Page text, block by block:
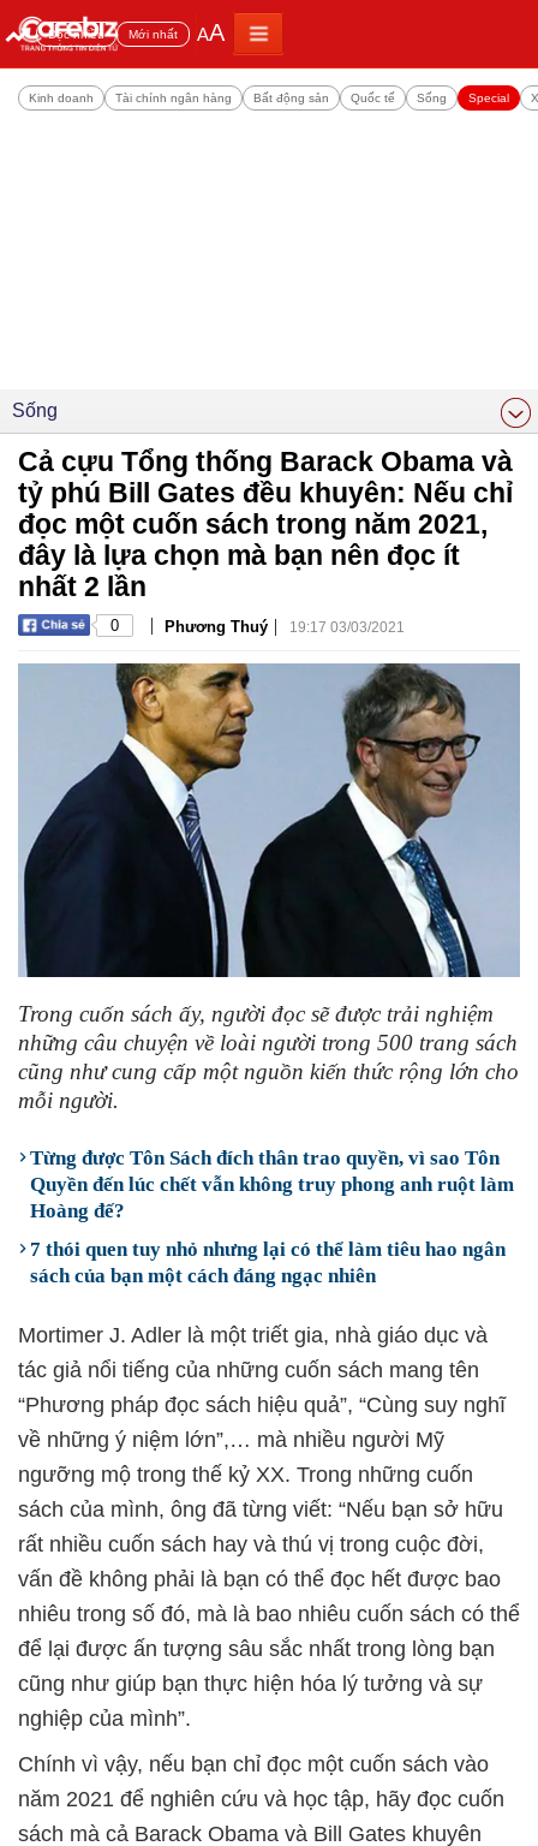
Đọc nhiều Mới nhất AA
Kinh doanh Tài chính ngân hàng Bất động sản Quốc tế Sống Special
Sống
Cả cựu Tổng thống Barack Obama và
tỷ phú Bill Gates đều khuyên: Nếu chỉ
đọc một cuốn sách trong năm 2021,
đây là lựa chọn mà bạn nên đọc ít
nhất 2 lần
0 | Phương Thuý | 19:17 03/03/2021
Trong cuốn sách ấy, người đọc sẽ được trải nghiệm
những câu chuyện về loài người trong 500 trang sách
cũng như cung cấp một nguồn kiến thức rộng lớn cho
mỗi người.
Từng được Tôn Sách đích thân trao quyền, vì sao Tôn
Quyền đến lúc chết vẫn không truy phong anh ruột làm
Hoàng đế?
7 thói quen tuy nhỏ nhưng lại có thể làm tiêu hao ngân
sách của bạn một cách đáng ngạc nhiên
Mortimer J. Adler là một triết gia, nhà giáo dục và
tác giả nổi tiếng của những cuốn sách mang tên
“Phương pháp đọc sách hiệu quả”, “Cùng suy nghĩ
về những ý niệm lớn”,… mà nhiều người Mỹ
ngưỡng mộ trong thế kỷ XX. Trong những cuốn
sách của mình, ông đã từng viết: “Nếu bạn sở hữu
rất nhiều cuốn sách hay và thú vị trong cuộc đời,
vấn đề không phải là bạn có thể đọc hết được bao
nhiêu trong số đó, mà là bao nhiêu cuốn sách có thể
để lại được ấn tượng sâu sắc nhất trong lòng bạn
cũng như giúp bạn thực hiện hóa lý tưởng và sự
nghiệp của mình”.
Chính vì vậy, nếu bạn chỉ đọc một cuốn sách vào
năm 2021 để nghiên cứu và học tập, hãy đọc cuốn
sách mà cả Barack Obama và Bill Gates khuyên